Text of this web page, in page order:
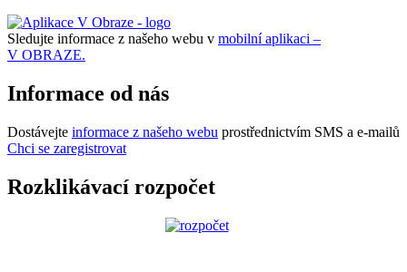
Sledujte informace z našeho webu v mobilní aplikaci –
V OBRAZE.
Informace od nás
Dostávejte informace z našeho webu prostřednictvím SMS a e-mailů
Chci se zaregistrovat
Rozklikávací rozpočet